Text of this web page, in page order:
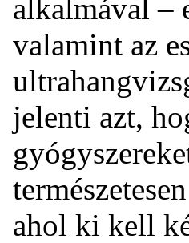
alkalmával –
valamint az
jelenti azt,
ahol ki kell